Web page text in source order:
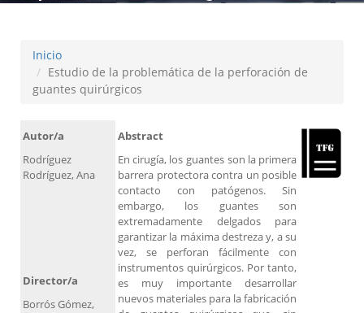
Inicio
Estudio de la problemática de la perforación de
guantes quirúrgicos
Autor/a
Rodríguez
Rodríguez, Ana
Abstract
En cirugía, los guantes son la primera
barrera protectora contra un posible
contacto con patógenos. Sin
embargo, los guantes son
extremadamente delgados para
garantizar la máxima destreza y, a su
vez, se perforan fácilmente con
instrumentos quirúrgicos. Por tanto,
es muy importante desarrollar
nuevos materiales para la fabricación
Director/a
Borrós Gómez,